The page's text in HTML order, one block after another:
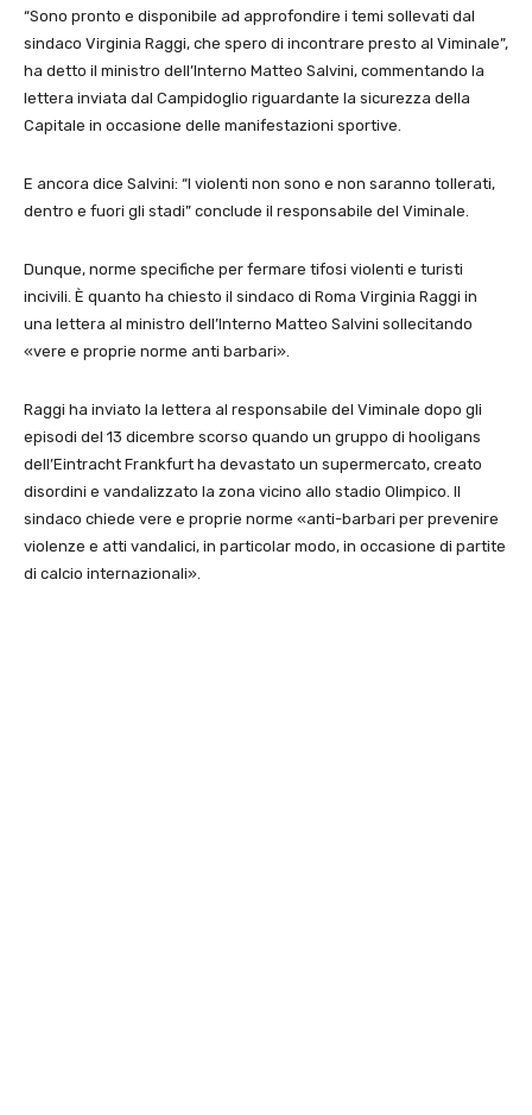
“Sono pronto e disponibile ad approfondire i temi sollevati dal
sindaco Virginia Raggi, che spero di incontrare presto al Viminale”,
ha detto il ministro dell’Interno Matteo Salvini, commentando la
lettera inviata dal Campidoglio riguardante la sicurezza della
Capitale in occasione delle manifestazioni sportive.
E ancora dice Salvini: “I violenti non sono e non saranno tollerati,
dentro e fuori gli stadi” conclude il responsabile del Viminale.
Dunque, norme specifiche per fermare tifosi violenti e turisti
incivili. È quanto ha chiesto il sindaco di Roma Virginia Raggi in
una lettera al ministro dell’Interno Matteo Salvini sollecitando
«vere e proprie norme anti barbari».
Raggi ha inviato la lettera al responsabile del Viminale dopo gli
episodi del 13 dicembre scorso quando un gruppo di hooligans
dell’Eintracht Frankfurt ha devastato un supermercato, creato
disordini e vandalizzato la zona vicino allo stadio Olimpico. Il
sindaco chiede vere e proprie norme «anti-barbari per prevenire
violenze e atti vandalici, in particolar modo, in occasione di partite
di calcio internazionali».